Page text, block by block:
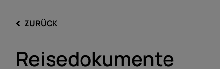
ZURÜCK
Reisedokumente